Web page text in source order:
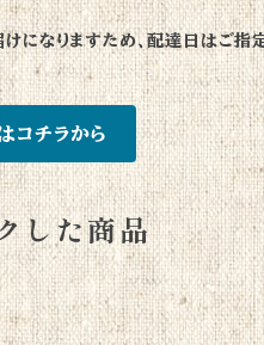
になりますため、配達日はご指
コチラから
した商品